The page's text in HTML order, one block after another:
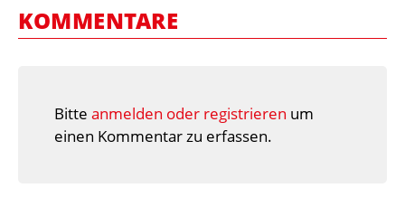
KOMMENTARE
Bitte anmelden oder registrieren um
einen Kommentar zu erfassen.